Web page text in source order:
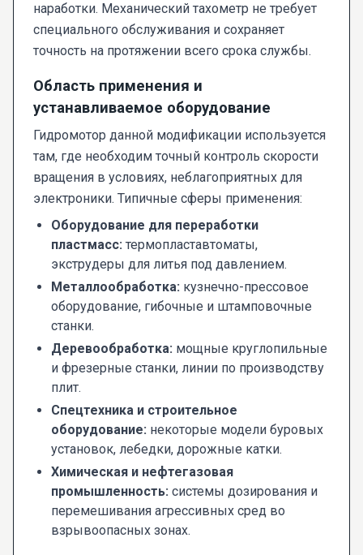
наработки. Механический тахометр не требует
специального обслуживания и сохраняет
точность на протяжении всего срока службы.
Область применения и
устанавливаемое оборудование
Гидромотор данной модификации используется
там, где необходим точный контроль скорости
вращения в условиях, неблагоприятных для
электроники. Типичные сферы применения:
Оборудование для переработки
пластмасс: термопластавтоматы,
экструдеры для литья под давлением.
Металлообработка: кузнечно-прессовое
оборудование, гибочные и штамповочные
станки.
Деревообработка: мощные круглопильные
и фрезерные станки, линии по производству
плит.
Спецтехника и строительное
оборудование: некоторые модели буровых
установок, лебедки, дорожные катки.
Химическая и нефтегазовая
промышленность: системы дозирования и
перемешивания агрессивных сред во
взрывоопасных зонах.